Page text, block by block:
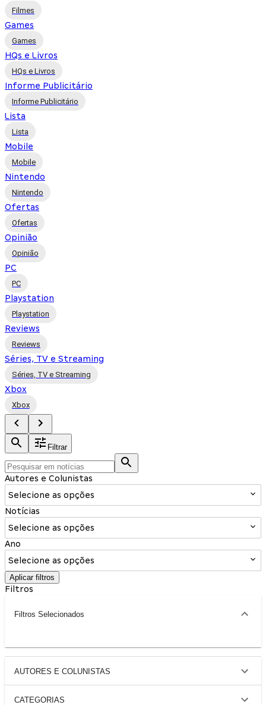
Filmes
Games
Games
HQs e Livros
HQs e Livros
Informe Publicitário
Informe Publicitário
Lista
Lista
Mobile
Mobile
Nintendo
Nintendo
Ofertas
Ofertas
Opinião
Opinião
PC
PC
Playstation
Playstation
Reviews
Reviews
Séries, TV e Streaming
Séries, TV e Streaming
Xbox
Xbox
Filtrar
Autores e Colunistas
Selecione as opções
Notícias
Selecione as opções
Ano
Selecione as opções
Aplicar filtros
Filtros
Filtros Selecionados
AUTORES E COLUNISTAS
CATEGORIAS